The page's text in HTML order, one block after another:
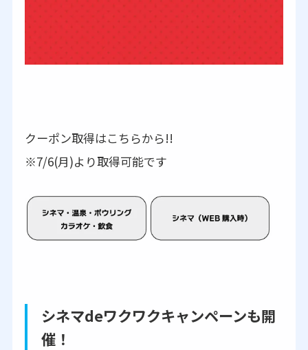
クーポン取得はこちらから!!
※7/6(月)より取得可能です
シネマdeワクワクキャンペーンも開
催！